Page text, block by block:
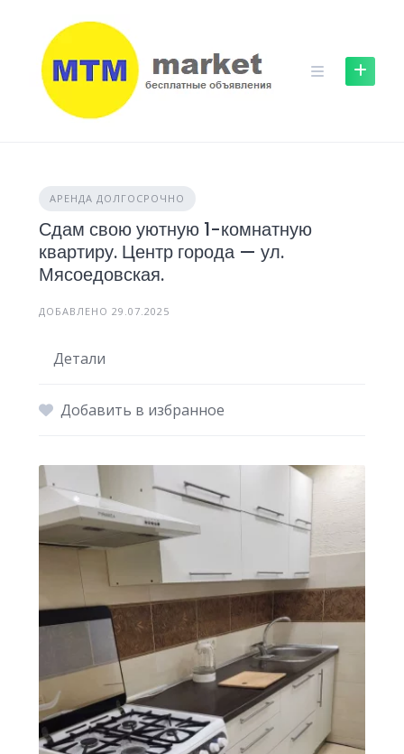
content
АРЕНДА ДОЛГОСРОЧНО
Сдам свою уютную 1-комнатную
квартиру. Центр города — ул.
Мясоедовская.
ДОБАВЛЕНО 29.07.2025
Детали
Добавить в избранное